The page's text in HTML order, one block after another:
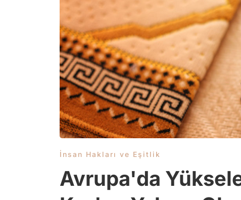
İnsan Hakları ve Eşitlik
Avrupa'da